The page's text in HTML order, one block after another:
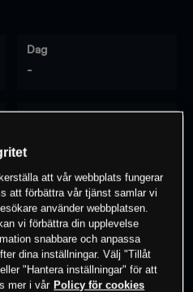
Dag
-
en position i detta
handla
att vår webbplats fungerar
att förbättra vår tjänst samlar vi
använder webbplatsen.
vi förbättra din upplevelse
snabbare och anpassa
dina inställningar. Välj "Tillåt
"Hantera inställningar" för att
mer i vår Policy för cookies